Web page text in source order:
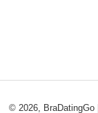
© 2026, BraDatingGo |